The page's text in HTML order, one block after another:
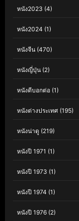
หนัง2023 (4)
หนัง2024 (1)
หนังจีน (470)
หนังญี่ปุ่น (2)
หนังดีบอกต่อ (1)
หนังต่างประเทศ (195)
หนังน่าดู (219)
หนังปี 1971 (1)
หนังปี 1973 (1)
หนังปี 1974 (1)
หนังปี 1976 (2)